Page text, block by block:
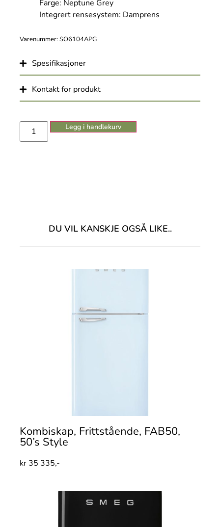
Farge: Neptune Grey
Integrert rensesystem: Damprens
Varenummer: SO6104APG
Spesifikasjoner
Kontakt for produkt
Legg i handlekurv
DU VIL KANSKJE OGSÅ LIKE..
Kombiskap, Frittstående, FAB50,
50’s Style
kr 35 335,-